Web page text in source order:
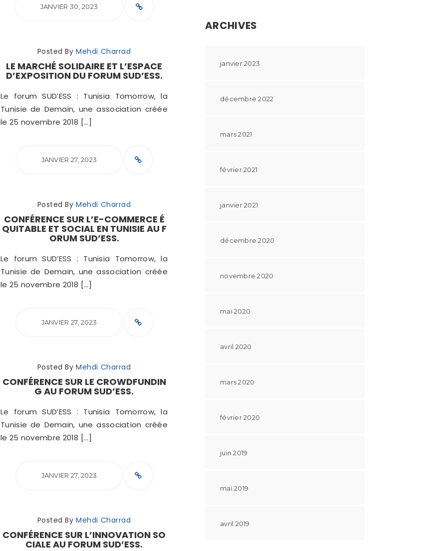
JANVIER 30, 2023
Posted ByMehdi Charrad
LE MARCHÉ SOLIDAIRE ET L’ESPACE
D’EXPOSITION DU FORUM SUD’ESS.
Le forum SUD’ESS : Tunisia Tomorrow, la
Tunisie de Demain, une association créée
le 25 novembre 2018 […]
JANVIER 27, 2023
Posted ByMehdi Charrad
CONFÉRENCE SUR L’E-COMMERCE É
QUITABLE ET SOCIAL EN TUNISIE AU F
ORUM SUD’ESS.
Le forum SUD’ESS : Tunisia Tomorrow, la
Tunisie de Demain, une association créée
le 25 novembre 2018 […]
JANVIER 27, 2023
Posted ByMehdi Charrad
CONFÉRENCE SUR LE CROWDFUNDIN
G AU FORUM SUD’ESS.
Le forum SUD’ESS : Tunisia Tomorrow, la
Tunisie de Demain, une association créée
le 25 novembre 2018 […]
JANVIER 27, 2023
Posted ByMehdi Charrad
CONFÉRENCE SUR L’INNOVATION SO
CIALE AU FORUM SUD’ESS.
ARCHIVES
janvier 2023
décembre 2022
mars 2021
février 2021
janvier 2021
décembre 2020
novembre 2020
mai 2020
avril 2020
mars 2020
février 2020
juin 2019
mai 2019
avril 2019